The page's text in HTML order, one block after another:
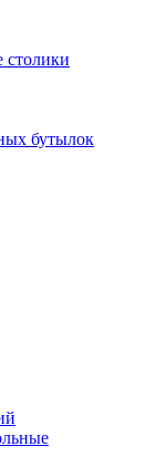
бутылок